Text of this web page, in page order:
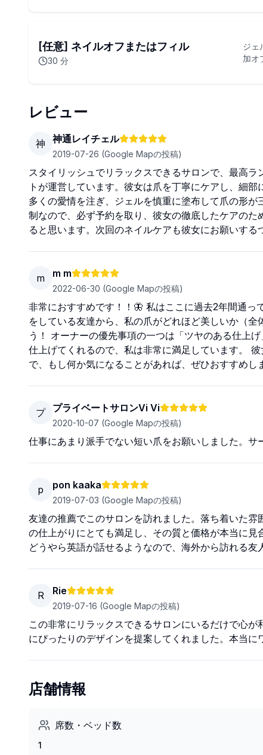
[任意] ネイルオフまたはフィル
30 分
ジェ
加オ
レビュー
神 神通レイチェル
2019-07-26 (Google Mapの投稿)
スタイリッシュでリラックスできるサロンで、最高
トが運営しています。彼女は爪を丁寧にケアし、細
多くの愛情を注ぎ、ジェルを慎重に塗布して爪の形
制なので、必ず予約を取り、彼女の徹底したケアの
ると思います。次回のネイルケアも彼女にお願いする
m m m
2022-06-30 (Google Mapの投稿)
非常におすすめです！！🦋 私はここに過去2年間通
をしている友達から、私の爪がどれほど美しいか（
う！ オーナーの優先事項の一つは「ツヤのある仕上
仕上げてくれるので、私は非常に満足しています。
で、もし何か気になることがあれば、ぜひおすすめし
プ プライベートサロンVi Vi
2020-10-07 (Google Mapの投稿)
仕事にあまり派手でない短い爪をお願いしました。
p pon kaaka
2019-07-03 (Google Mapの投稿)
友達の推薦でこのサロンを訪れました。落ち着いた
の仕上がりにとても満足し、その質と価格が本当に見
どうやら英語が話せるようなので、海外から訪れる友
R Rie
2019-07-16 (Google Mapの投稿)
この非常にリラックスできるサロンにいるだけで心
にぴったりのデザインを提案してくれました。本当
店舗情報
席数・ベッド数
1